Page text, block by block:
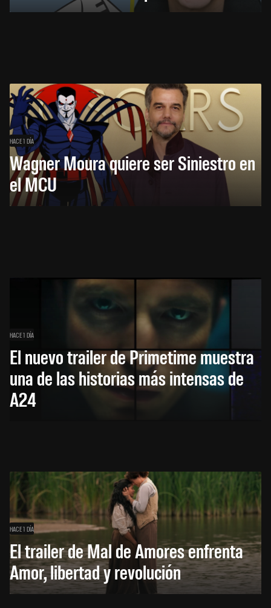
HACE 1 DÍA
Wagner Moura quiere ser Siniestro en
el MCU
HACE 1 DÍA
El nuevo trailer de Primetime muestra
una de las historias más intensas de
A24
HACE 1 DÍA
El trailer de Mal de Amores enfrenta
Amor, libertad y revolución